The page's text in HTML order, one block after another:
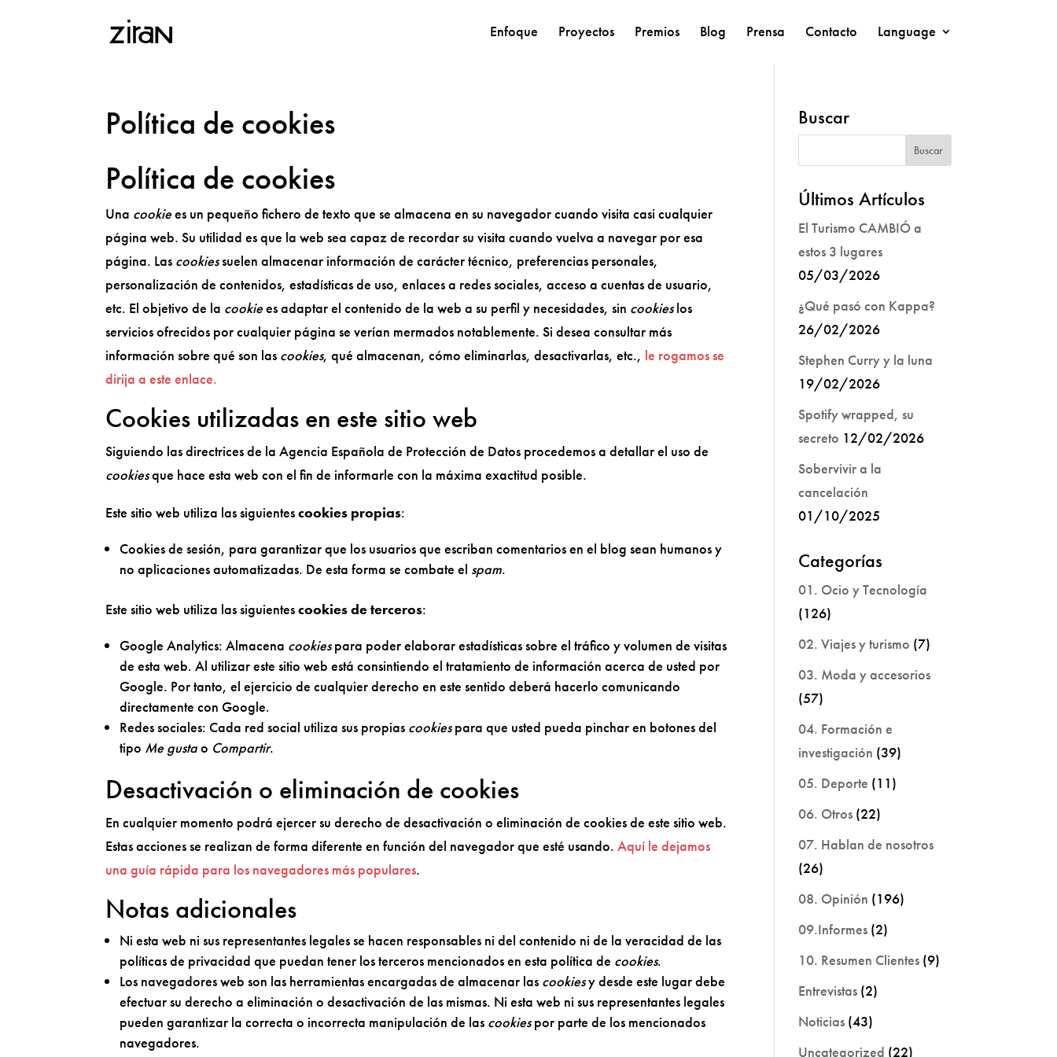
Enfoque Proyectos Premios Blog Prensa Contacto Language
Política de cookies
Política de cookies
Una cookiees un pequeño fichero de texto que se almacena en su navegador cuando visita casi cualquier
página web. Su utilidad es que la web sea capaz de recordar su visita cuando vuelva a navegar por esa
página. Las cookiessuelen almacenar información de carácter técnico, preferencias personales,
personalización de contenidos, estadísticas de uso, enlaces a redes sociales, acceso a cuentas de usuario,
etc. El objetivo de la cookiees adaptar el contenido de la web a su perfil y necesidades, sin cookieslos
servicios ofrecidos por cualquier página se verían mermados notablemente. Si desea consultar más
información sobre qué son las cookies, qué almacenan, cómo eliminarlas, desactivarlas, etc., le rogamos se
dirija a este enlace.
Cookies utilizadas en este sitio web
Siguiendo las directrices de la Agencia Española de Protección de Datos procedemos a detallar el uso de
cookiesque hace esta web con el fin de informarle con la máxima exactitud posible.
Este sitio web utiliza las siguientescookies propias:
Cookies de sesión, para garantizar que los usuarios que escriban comentarios en el blog sean humanos y
no aplicaciones automatizadas. De esta forma se combate el spam.
Este sitio web utiliza las siguientescookies de terceros:
Google Analytics: Almacena cookiespara poder elaborar estadísticas sobre el tráfico y volumen de visitas
de esta web. Al utilizar este sitio web está consintiendo el tratamiento de información acerca de usted por
Google. Por tanto, el ejercicio de cualquier derecho en este sentido deberá hacerlo comunicando
directamente con Google.
Redes sociales: Cada red social utiliza sus propias cookiespara que usted pueda pinchar en botones del
tipo Me gustao Compartir.
Desactivación o eliminación de cookies
En cualquier momento podrá ejercer su derecho de desactivación o eliminación de cookies de este sitio web.
Estas acciones se realizan de forma diferente en función del navegador que esté usando.Aquí le dejamos
una guía rápida para los navegadores más populares.
Notas adicionales
Ni esta web ni sus representantes legales se hacen responsables ni del contenido ni de la veracidad de las
políticas de privacidad que puedan tener los terceros mencionados en esta política de cookies.
Los navegadores web son las herramientas encargadas de almacenar las cookiesy desde este lugar debe
efectuar su derecho a eliminación o desactivación de las mismas. Ni esta web ni sus representantes legales
pueden garantizar la correcta o incorrecta manipulación de las cookiespor parte de los mencionados
navegadores.
Buscar
Últimos Artículos
El Turismo CAMBIÓ a
estos 3 lugares
05/03/2026
¿Qué pasó con Kappa?
26/02/2026
Stephen Curry y la luna
19/02/2026
Spotify wrapped, su
secreto 12/02/2026
Sobervivir a la
cancelación
01/10/2025
Categorías
01. Ocio y Tecnología
(126)
02. Viajes y turismo (7)
03. Moda y accesorios
(57)
04. Formación e
investigación (39)
05. Deporte (11)
06. Otros (22)
07. Hablan de nosotros
(26)
08. Opinión (196)
09.Informes (2)
10. Resumen Clientes (9)
Entrevistas (2)
Noticias (43)
Uncategorized (22)